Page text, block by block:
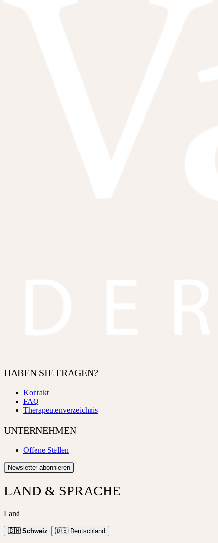
HABEN SIE FRAGEN?
Kontakt
FAQ
Therapeutenverzeichnis
UNTERNEHMEN
Offene Stellen
Newsletter abonnieren
LAND & SPRACHE
Land
🇨🇭 Schweiz 🇩🇪 Deutschland